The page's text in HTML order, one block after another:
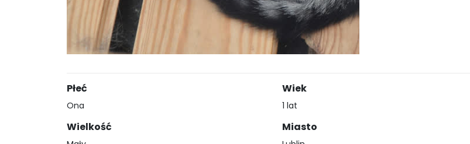
Płeć
Ona
Wielkość
Wiek
1 lat
Miasto